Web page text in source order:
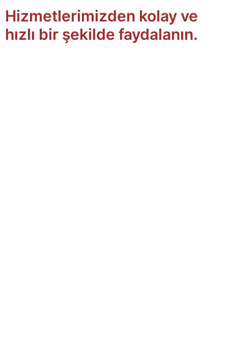
Hizmetlerimizden kolay ve
hızlı bir şekilde faydalanın.